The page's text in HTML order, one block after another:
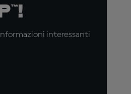
interessanti